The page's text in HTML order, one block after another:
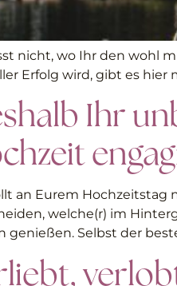
nicht, wo Ihr den wohl
Erfolg wird, gibt es hier
Ihr
an Eurem Hochzeitstag
welche(r) im
genießen. Selbst der